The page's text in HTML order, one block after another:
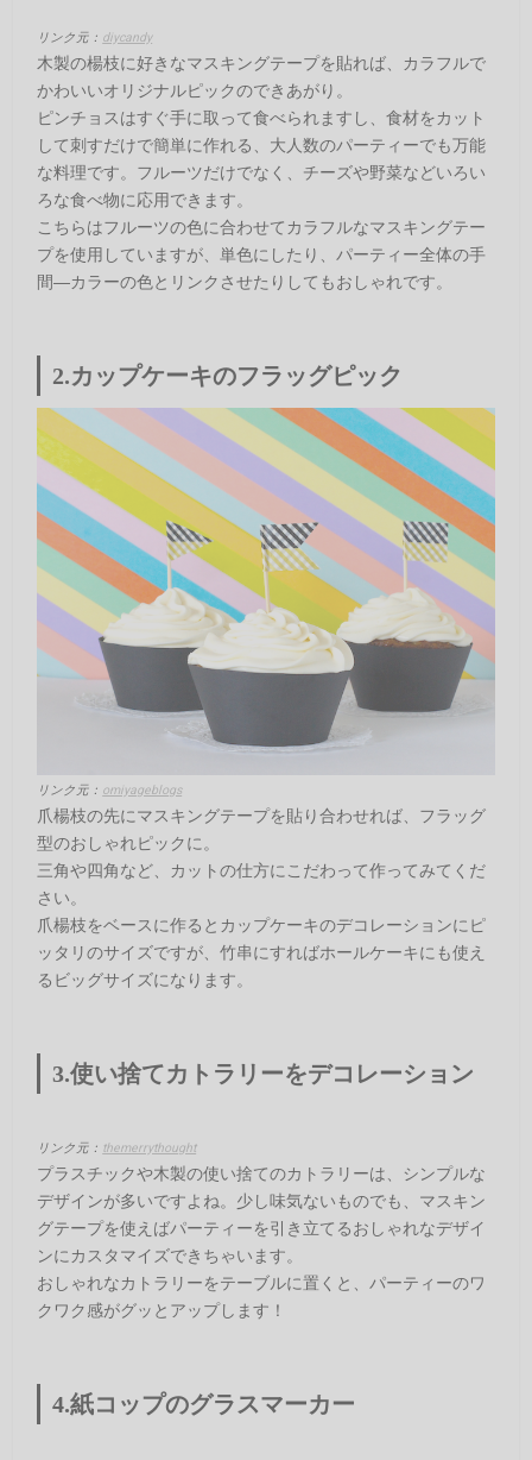
リンク元： diycandy
木製の楊枝に好きなマスキングテープを貼れば、カラフルで
かわいいオリジナルピックのできあがり。
ピンチョスはすぐ手に取って食べられますし、食材をカット
して刺すだけで簡単に作れる、大人数のパーティーでも万能
な料理です。フルーツだけでなく、チーズや野菜などいろい
ろな食べ物に応用できます。
こちらはフルーツの色に合わせてカラフルなマスキングテー
プを使用していますが、単色にしたり、パーティー全体の手
間―カラーの色とリンクさせたりしてもおしゃれです。
2.カップケーキのフラッグピック
リンク元： omiyageblogs
爪楊枝の先にマスキングテープを貼り合わせれば、フラッグ
型のおしゃれピックに。
三角や四角など、カットの仕方にこだわって作ってみてくだ
さい。
爪楊枝をベースに作るとカップケーキのデコレーションにピ
ッタリのサイズですが、竹串にすればホールケーキにも使え
るビッグサイズになります。
3.使い捨てカトラリーをデコレーション
リンク元： themerrythought
プラスチックや木製の使い捨てのカトラリーは、シンプルな
デザインが多いですよね。少し味気ないものでも、マスキン
グテープを使えばパーティーを引き立てるおしゃれなデザイ
ンにカスタマイズできちゃいます。
おしゃれなカトラリーをテーブルに置くと、パーティーのワ
クワク感がグッとアップします！
4.紙コップのグラスマーカー